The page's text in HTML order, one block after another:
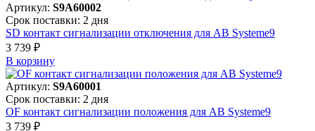
Артикул: S9A60002
Срок поставки: 2 дня
SD контакт сигнализации отключения для АВ Systeme9
3 739 ₽
В корзинy
Артикул: S9A60001
Срок поставки: 2 дня
OF контакт сигнализации положения для АВ Systeme9
3 739 ₽